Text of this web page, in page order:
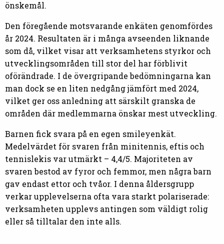
önskemål.
Den föregående motsvarande enkäten genomfördes
år 2024. Resultaten är i många avseenden liknande
som då, vilket visar att verksamhetens styrkor och
utvecklingsområden till stor del har förblivit
oförändrade. I de övergripande bedömningarna kan
man dock se en liten nedgång jämfört med 2024,
vilket ger oss anledning att särskilt granska de
områden där medlemmarna önskar mest utveckling.
Barnen fick svara på en egen smileyenkät.
Medelvärdet för svaren från minitennis, eftis och
tennislekis var utmärkt – 4,4/5. Majoriteten av
svaren bestod av fyror och femmor, men några barn
gav endast ettor och tvåor. I denna åldersgrupp
verkar upplevelserna ofta vara starkt polariserade:
verksamheten upplevs antingen som väldigt rolig
eller så tilltalar den inte alls.